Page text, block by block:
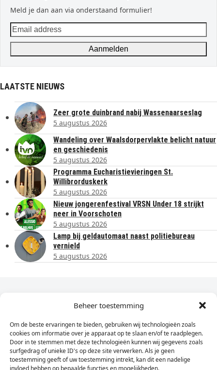
Beheer toestemming
Om de beste ervaringen te bieden, gebruiken wij technologieën zoals
cookies om informatie over je apparaat op te slaan en/of te raadplegen.
Door in te stemmen met deze technologieën kunnen wij gegevens zoals
surfgedrag of unieke ID's op deze site verwerken. Als je geen
toestemming geeft of uw toestemming intrekt, kan dit een nadelige
invloed hebben op bepaalde functies en mogelijkheden.
Meld je dan aan via onderstaand formulier!
Email
address
Aanmelden
LAATSTE NIEUWS
Zeer grote duinbrand nabij Wassenaarseslag
5 augustus 2026
Wandeling over Waalsdorpervlakte belicht natuur
en geschiedenis
5 augustus 2026
Programma Eucharistievieringen St.
Willibrorduskerk
5 augustus 2026
Nieuw jongerenfestival VRSN Under 18 strijkt
neer in Voorschoten
5 augustus 2026
Lamp bij geldautomaat naast politiebureau
vernield
5 augustus 2026
Dagelijks het laatste nieuws in je e-mail?
Vul
hier
je
e-